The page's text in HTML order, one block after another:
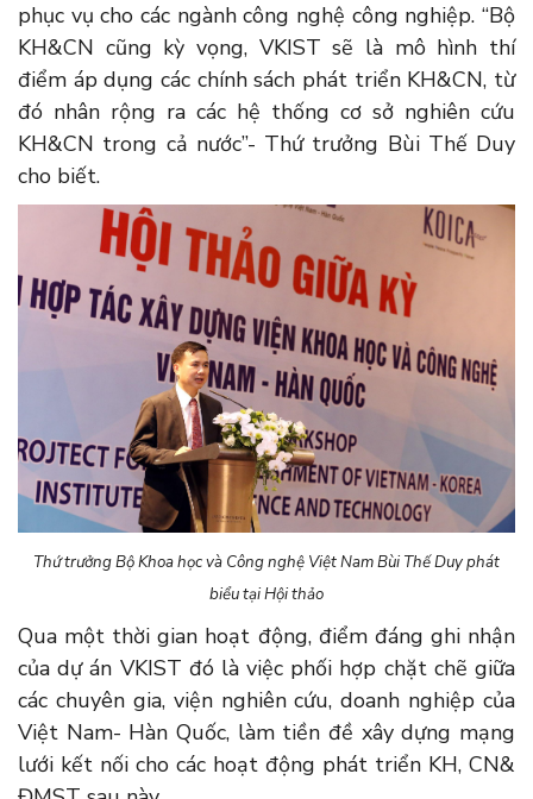
phục vụ cho các ngành công nghệ công nghiệp. “Bộ
KH&CN cũng kỳ vọng, VKIST sẽ là mô hình thí
điểm áp dụng các chính sách phát triển KH&CN, từ
đó nhân rộng ra các hệ thống cơ sở nghiên cứu
KH&CN trong cả nước”- Thứ trưởng Bùi Thế Duy
cho biết.
Thứ trưởng Bộ Khoa học và Công nghệ Việt Nam Bùi Thế Duy phát
biểu tại Hội thảo
Qua một thời gian hoạt động, điểm đáng ghi nhận
của dự án VKIST đó là việc phối hợp chặt chẽ giữa
các chuyên gia, viện nghiên cứu, doanh nghiệp của
Việt Nam- Hàn Quốc, làm tiền đề xây dựng mạng
lưới kết nối cho các hoạt động phát triển KH, CN&